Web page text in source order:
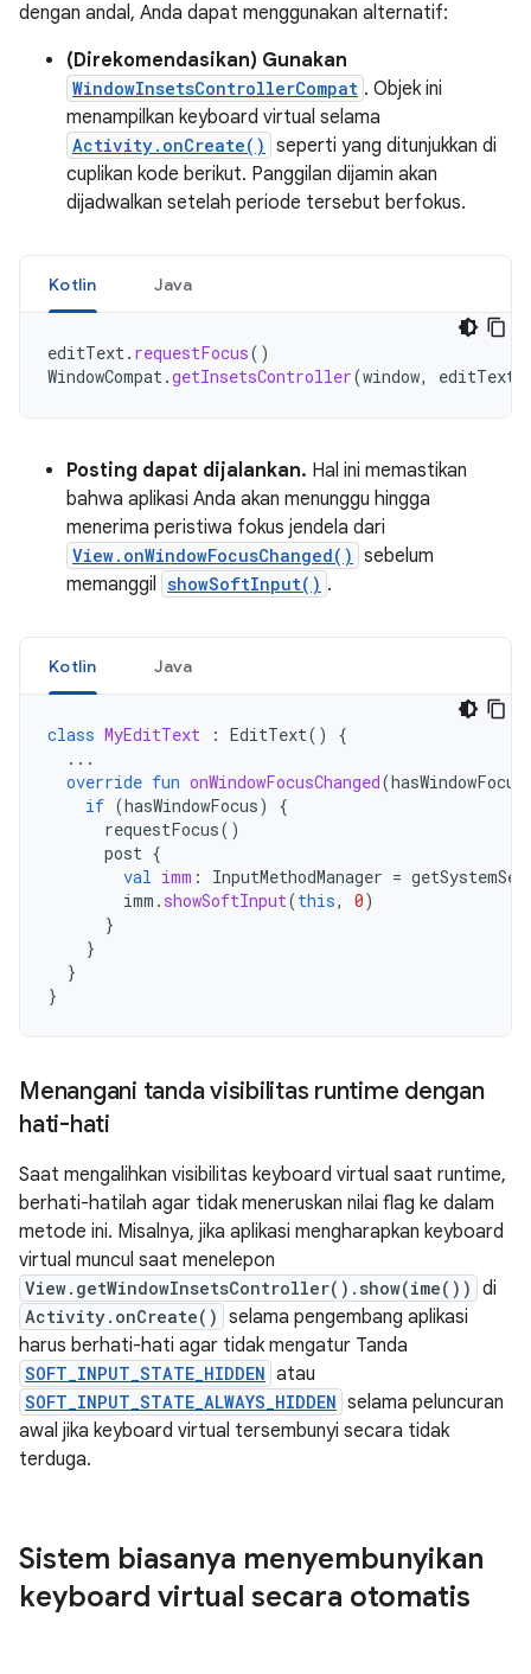
dengan andal, Anda dapat menggunakan alternatif:
(Direkomendasikan) Gunakan
WindowInsetsControllerCompat . Objek ini
menampilkan keyboard virtual selama
Activity.onCreate() seperti yang ditunjukkan di
cuplikan kode berikut. Panggilan dijamin akan
dijadwalkan setelah periode tersebut berfokus.
Kotlin Java
editText. requestFocus()
WindowCompat.getInsetsController(window, editText
Posting dapat dijalankan. Hal ini memastikan
bahwa aplikasi Anda akan menunggu hingga
menerima peristiwa fokus jendela dari
View.onWindowFocusChanged() sebelum
memanggil showSoftInput() .
Kotlin Java
class MyEditText : EditText()
{
...
override fun onWindowFocusChanged(hasWindowFocus
if (hasWindowFocus)
{
requestFocus()
post {
val imm : InputMethodManager =
imm . showSoftInput(this, 0)
}
}
}
}
Menangani tanda visibilitas runtime dengan
hati-hati
Saat mengalihkan visibilitas keyboard virtual saat runtime,
berhati-hatilah agar tidak meneruskan nilai flag ke dalam
metode ini. Misalnya, jika aplikasi mengharapkan keyboard
virtual muncul saat menelepon
View.getWindowInsetsController().show(ime()) di
Activity.onCreate() selama pengembang aplikasi
harus berhati-hati agar tidak mengatur Tanda
SOFT_INPUT_STATE_HIDDEN atau
SOFT_INPUT_STATE_ALWAYS_HIDDEN selama peluncuran
awal jika keyboard virtual tersembunyi secara tidak
terduga.
Sistem biasanya menyembunyikan
keyboard virtual secara otomatis